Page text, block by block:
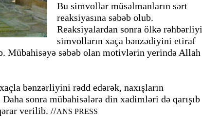
Bu simvollar müsəlmanların sərt
reaksiyasına səbəb olub.
Reaksiyalardan sonra ölkə rəhbərliyi
simvolların xaça bənzədiyini etiraf
Mübahisəyə səbəb olan motivlərin yerində Allah
bənzərliyini rədd edərək, naxışların
sonra mübahisələrə din xadimləri də qarışıb
verilib. //ANS PRESS